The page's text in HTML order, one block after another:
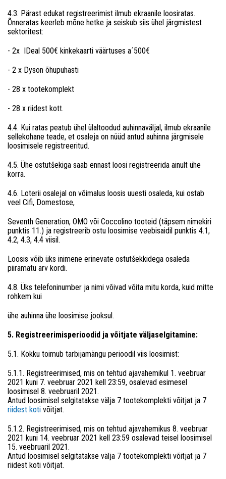
4.3. Pärast edukat registreerimist ilmub ekraanile loosiratas.
Õnneratas keerleb mõne hetke ja seiskub siis ühel järgmistest
sektoritest:
- 2x IDeal 500€ kinkekaarti väärtuses a´500€
- 2 x Dyson õhupuhasti
- 28 x tootekomplekt
- 28 x riidest kott.
4.4. Kui ratas peatub ühel ülaltoodud auhinnaväljal, ilmub ekraanile
sellekohane teade, et osaleja on nüüd antud auhinna järgmisele
loosimisele registreeritud.
4.5. Ühe ostutšekiga saab ennast loosi registreerida ainult ühe
korra.
4.6. Loterii osalejal on võimalus loosis uuesti osaleda, kui ostab
veel Cifi, Domestose,
Seventh Generation, OMO või Coccolino tooteid (täpsem nimekiri
punktis 11.) ja registreerib ostu loosimise veebisaidil punktis 4.1,
4.2, 4.3, 4.4 viisil.
Loosis võib üks inimene erinevate ostutšekkidega osaleda
piiramatu arv kordi.
4.8. Üks telefoninumber ja nimi võivad võita mitu korda, kuid mitte
rohkem kui
ühe auhinna ühe loosimise jooksul.
5. Registreerimisperioodid ja võitjate väljaselgitamine:
5.1. Kokku toimub tarbijamängu perioodil viis loosimist:
5.1.1. Registreerimised, mis on tehtud ajavahemikul 1. veebruar
2021 kuni 7. veebruar 2021 kell 23:59, osalevad esimesel
loosimisel 8. veebruaril 2021.
Antud loosimisel selgitatakse välja 7 tootekomplekti võitjat ja 7
riidest koti võitjat.
5.1.2. Registreerimised, mis on tehtud ajavahemikus 8. veebruar
2021 kuni 14. veebruar 2021 kell 23:59 osalevad teisel loosimisel
15. veebruaril 2021.
Antud loosimisel selgitatakse välja 7 tootekomplekti võitjat ja 7
riidest koti võitjat.